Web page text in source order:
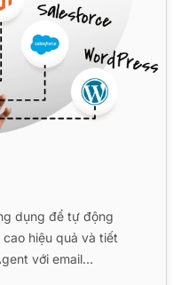
dụng để tự động
hiệu quả và tiết
với email